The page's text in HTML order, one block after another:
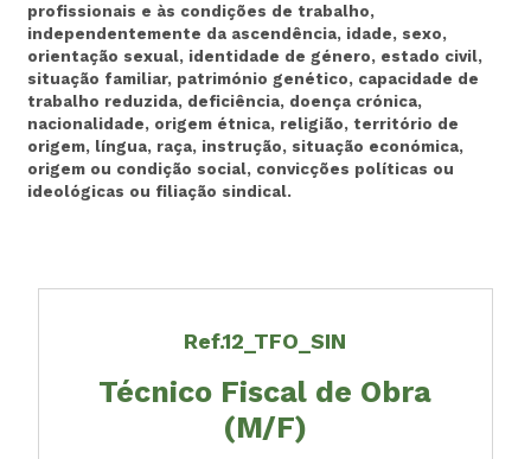
profissionais e às condições de trabalho,
independentemente da ascendência, idade, sexo,
orientação sexual, identidade de género, estado civil,
situação familiar, património genético, capacidade de
trabalho reduzida, deficiência, doença crónica,
nacionalidade, origem étnica, religião, território de
origem, língua, raça, instrução, situação económica,
origem ou condição social, convicções políticas ou
ideológicas ou filiação sindical.
Ref.12_TFO_SIN
Técnico Fiscal de Obra
(M/F)